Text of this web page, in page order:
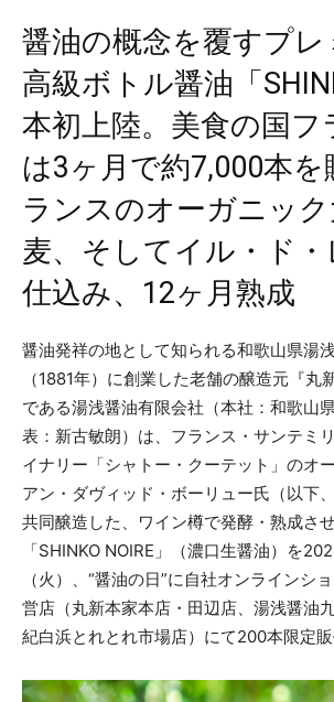
醤油の概念を覆すプレ
高級ボトル醤油「
本初上陸。美食の国フ
は3ヶ月で約7,000本を
ランスのオーガニッ
麦、そしてイル・ド
仕込み、12ヶ月熟成
醤油発祥の地として知られる和歌山県湯
（1881年）に創業した老舗の醸造元『丸
である湯浅醤油有限会社（本社：和歌山
表：新古敏朗）は、フランス・サンテミ
イナリー「シャトー・クーテット」のオ
アン・ダヴィッド・ボーリュー氏（以下
共同醸造した、ワイン樽で発酵・熟成さ
「SHINKO NOIRE」（濃口生醤油）を
（火）、“醤油の日”に自社オンラインシ
営店（丸新本家本店・田辺店、湯浅醤油
紀白浜とれとれ市場店）にて200本限定販